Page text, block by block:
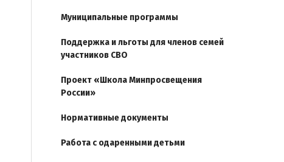
Муниципальные программы
Поддержка и льготы для членов семей
участников СВО
Проект «Школа Минпросвещения
России»
Нормативные документы
Работа с одаренными детьми